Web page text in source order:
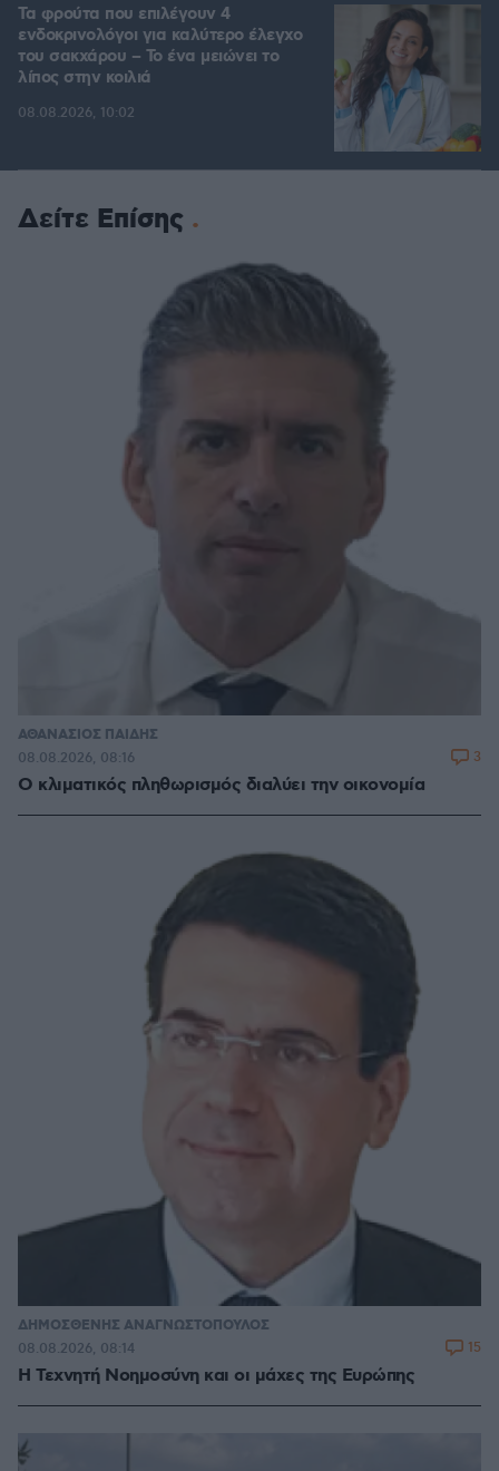
Τα φρούτα που επιλέγουν 4
ενδοκρινολόγοι για καλύτερο έλεγχο
του σακχάρου – Το ένα μειώνει το
λίπος στην κοιλιά
08.08.2026, 10:02
Δείτε Επίσης
ΑΘΑΝΑΣΙΟΣ ΠΑΙΔΗΣ
Ο κλιματικός πληθωρισμός διαλύει την οικονομία
08.08.2026, 08:16 3
ΔΗΜΟΣΘΕΝΗΣ ΑΝΑΓΝΩΣΤΟΠΟΥΛΟΣ
H Τεχνητή Νοημοσύνη και οι μάχες της Ευρώπης
08.08.2026, 08:14 15